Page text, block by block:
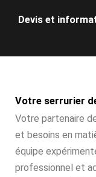
Devis et
Votre serrurier
Votre partenaire
et besoins en
équipe
professionnel et